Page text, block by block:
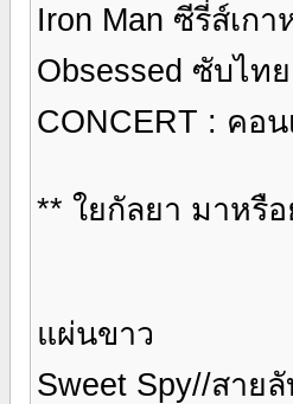
Iron Man ซีรี่ส์เก
Obsessed ซับไท
CONCERT : คอน
** ใยกัลยา มาหรื
แผ่นขาว
Sweet Spy//สาย